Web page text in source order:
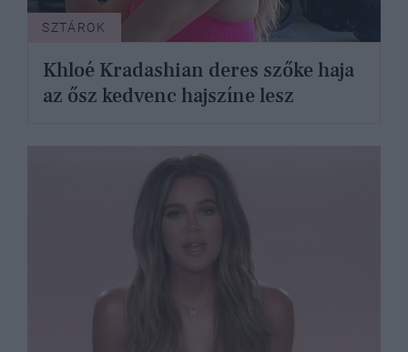
SZTÁROK
Khloé Kradashian deres szőke haja
az ősz kedvenc hajszíne lesz